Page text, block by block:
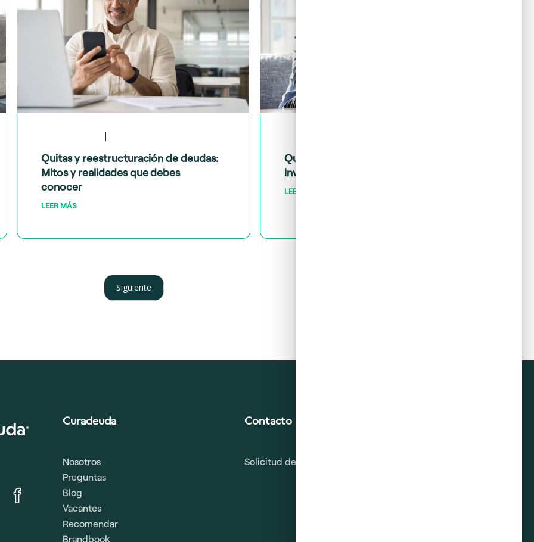
Quitas y reestructuración de deudas:
Mitos y realidades que debes
conocer
LEER MÁS
Quiero invertir: ¿cómo distingo una
inversión buena de una mala?
LEER MÁS
Siguiente
Curadeuda
Nosotros
Preguntas
Blog
Vacantes
Recomendar
Brandbook
Contacto
Solicitud de Derechos ARCO